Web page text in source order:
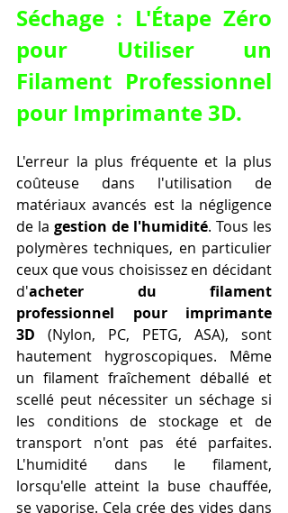
Séchage : L'Étape Zéro
pour Utiliser un
Filament Professionnel
pour Imprimante 3D.
L'erreur la plus fréquente et la plus
coûteuse dans l'utilisation de
matériaux avancés est la négligence
de la gestion de l'humidité. Tous les
polymères techniques, en particulier
ceux que vous choisissez en décidant
d'acheter du filament
professionnel pour imprimante
3D (Nylon, PC, PETG, ASA), sont
hautement hygroscopiques. Même
un filament fraîchement déballé et
scellé peut nécessiter un séchage si
les conditions de stockage et de
transport n'ont pas été parfaites.
L'humidité dans le filament,
lorsqu'elle atteint la buse chauffée,
se vaporise. Cela crée des vides dans